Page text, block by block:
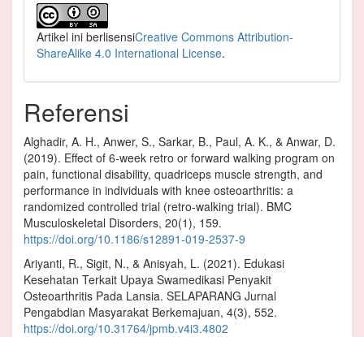
Artikel ini berlisensiCreative Commons Attribution-
ShareAlike 4.0 International License.
Referensi
Alghadir, A. H., Anwer, S., Sarkar, B., Paul, A. K., & Anwar, D.
(2019). Effect of 6-week retro or forward walking program on
pain, functional disability, quadriceps muscle strength, and
performance in individuals with knee osteoarthritis: a
randomized controlled trial (retro-walking trial). BMC
Musculoskeletal Disorders, 20(1), 159.
https://doi.org/10.1186/s12891-019-2537-9
Ariyanti, R., Sigit, N., & Anisyah, L. (2021). Edukasi
Kesehatan Terkait Upaya Swamedikasi Penyakit
Osteoarthritis Pada Lansia. SELAPARANG Jurnal
Pengabdian Masyarakat Berkemajuan, 4(3), 552.
https://doi.org/10.31764/jpmb.v4i3.4802